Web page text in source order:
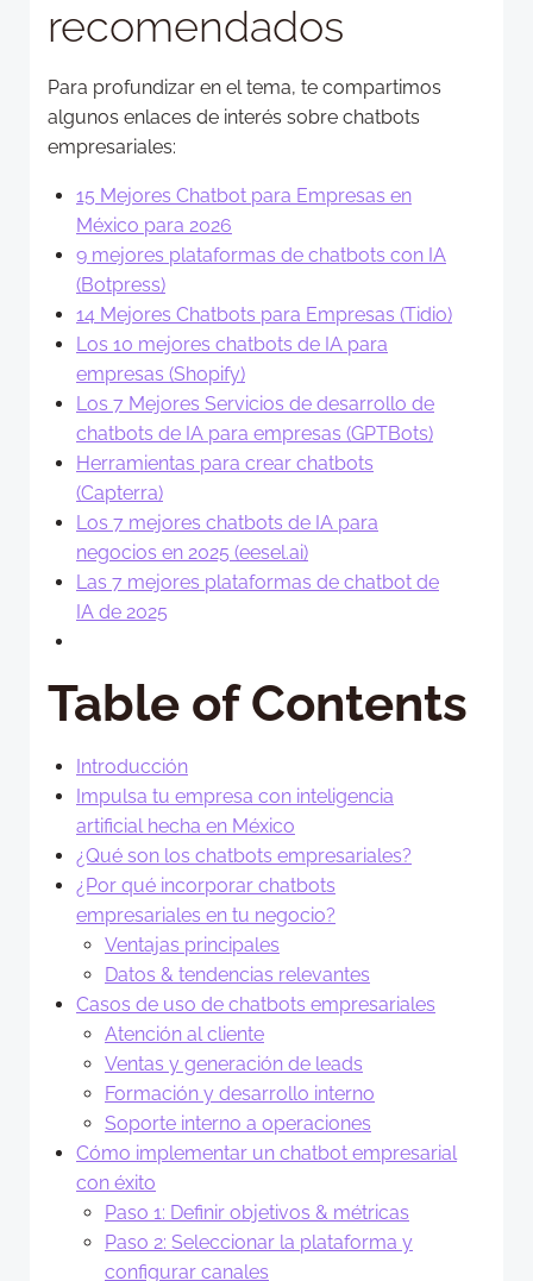
recomendados
Para profundizar en el tema, te compartimos
algunos enlaces de interés sobre chatbots
empresariales:
15 Mejores Chatbot para Empresas en
México para 2026
9 mejores plataformas de chatbots con IA
(Botpress)
14 Mejores Chatbots para Empresas (Tidio)
Los 10 mejores chatbots de IA para
empresas (Shopify)
Los 7 Mejores Servicios de desarrollo de
chatbots de IA para empresas (GPTBots)
Herramientas para crear chatbots
(Capterra)
Los 7 mejores chatbots de IA para
negocios en 2025 (eesel.ai)
Las 7 mejores plataformas de chatbot de
IA de 2025
Table of Contents
Introducción
Impulsa tu empresa con inteligencia
artificial hecha en México
¿Qué son los chatbots empresariales?
¿Por qué incorporar chatbots
empresariales en tu negocio?
Ventajas principales
Datos & tendencias relevantes
Casos de uso de chatbots empresariales
Atención al cliente
Ventas y generación de leads
Formación y desarrollo interno
Soporte interno a operaciones
Cómo implementar un chatbot empresarial
con éxito
Paso 1: Definir objetivos & métricas
Paso 2: Seleccionar la plataforma y
configurar canales